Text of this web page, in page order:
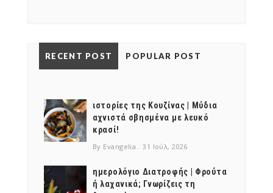
RECENT POST POPULAR POST
ιστορίες της Κουζίνας | Μύδια
αχνιστά σβησμένα με λευκό
κρασί!
By Evangelia 31 Ιούλ, 2026
ημερολόγιο Διατροφής | Φρούτα
ή λαχανικά; Γνωρίζεις τη